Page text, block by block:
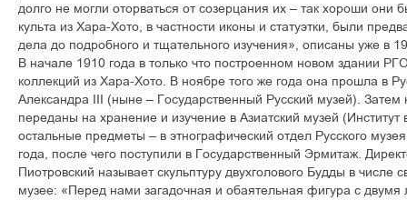
долго не могли оторваться от созерцания их – так хороши они
культа из Хара-Хото, в частности иконы и статуэтки, были
дела до подробного и тщательного изучения», описаны уже в
В начале 1910 года в только что построенном новом здании
коллекций из Хара-Хото. В ноябре того же года она прошла в
Александра III (ныне – Государственный Русский музей). Затем
переданы на хранение и изучение в Азиатский музей
остальные предметы – в этнографический отдел Русского
года, после чего поступили в Государственный Эрмитаж.
Пиотровский называет скульптуру двухголового Будды в числе
музее: «Перед нами загадочная и обаятельная фигура с